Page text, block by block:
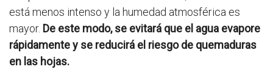
está menos intenso y la humedad atmosférica es
mayor. De este modo, se evitará que el agua evapore
rápidamente y se reducirá el riesgo de quemaduras
en las hojas.